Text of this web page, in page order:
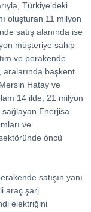
Türkiye’deki
oluşturan 11 milyon
satış alanında ise
müşteriye sahip
ve perakende
aralarında başkent
Hatay ve
14 ilde, 21 milyon
sağlayan Enerjisa
ve
öncü
satışın yanı
araç şarj
elektriğini